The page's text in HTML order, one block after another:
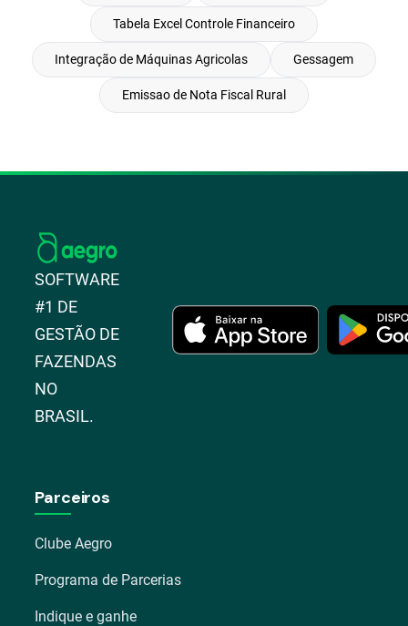
Tabela Excel Controle Financeiro
Integração de Máquinas Agricolas Gessagem
Emissao de Nota Fiscal Rural
SOFTWARE
#1 DE
GESTÃO DE
FAZENDAS
NO
BRASIL.
Parceiros
Clube Aegro
Programa de Parcerias
Indique e ganhe